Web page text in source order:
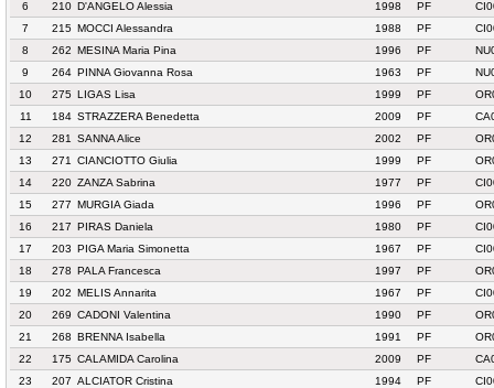
6
210 D'ANGELO Alessia 1998 PF
7
215 MOCCI Alessandra 1988 PF
8
262 MESINA Maria Pina 1996 PF
9
264 PINNA Giovanna Rosa 1963 PF
10
275 LIGAS Lisa 1999 PF
11
184 STRAZZERA Benedetta 2009 PF
12
281 SANNA Alice 2002 PF
13
271 CIANCIOTTO Giulia 1999 PF
14
220 ZANZA Sabrina 1977 PF
15
277 MURGIA Giada 1996 PF
16
217 PIRAS Daniela 1980 PF
17
203 PIGA Maria Simonetta 1967 PF
18
278 PALA Francesca 1997 PF
19
202 MELIS Annarita 1967 PF
20
269 CADONI Valentina 1990 PF
21
268 BRENNA Isabella 1991 PF
22
175 CALAMIDA Carolina 2009 PF
23
207 ALCIATOR Cristina 1994 PF